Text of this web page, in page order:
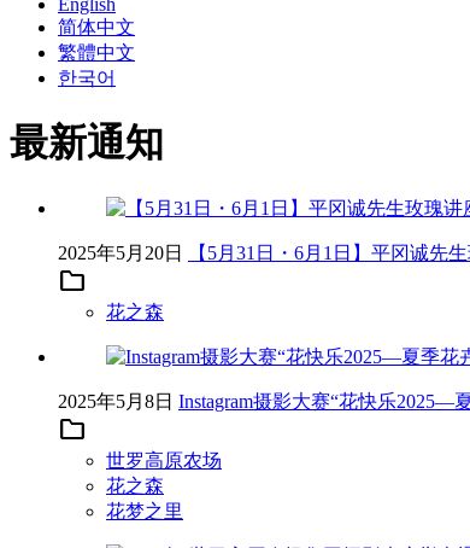
简体中文
繁體中文
한국어
最新通知
2025年5月20日 【5月31日・6月1日】平冈诚先
folder
花之森
2025年5月8日 Instagram摄影大赛“花快乐2025—
folder
世罗高原农场
花之森
花梦之里